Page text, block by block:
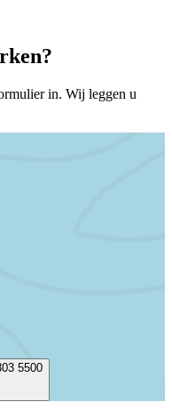
?
in. Wij leggen u
088 303 5500